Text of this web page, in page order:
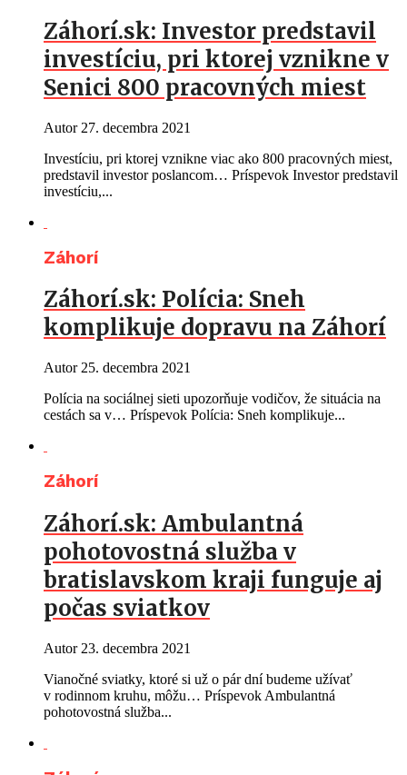
Záhorí.sk: Investor predstavil
investíciu, pri ktorej vznikne v
Senici 800 pracovných miest
Autor 27. decembra 2021
Investíciu, pri ktorej vznikne viac ako 800 pracovných miest,
predstavil investor poslancom… Príspevok Investor predstavil
investíciu,...
Záhorí
Záhorí.sk: Polícia: Sneh
komplikuje dopravu na Záhorí
Autor 25. decembra 2021
Polícia na sociálnej sieti upozorňuje vodičov, že situácia na
cestách sa v… Príspevok Polícia: Sneh komplikuje...
Záhorí
Záhorí.sk: Ambulantná
pohotovostná služba v
bratislavskom kraji funguje aj
počas sviatkov
Autor 23. decembra 2021
Vianočné sviatky, ktoré si už o pár dní budeme užívať
v rodinnom kruhu, môžu… Príspevok Ambulantná
pohotovostná služba...